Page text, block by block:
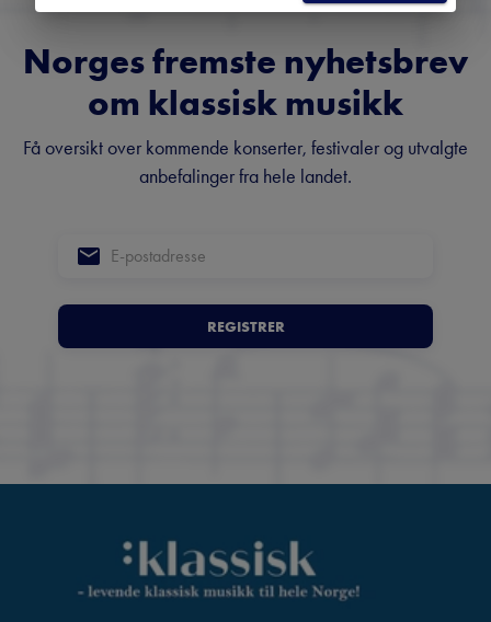
Norges fremste nyhetsbrev
om klassisk musikk
Få oversikt over kommende konserter, festivaler og utvalgte
anbefalinger fra hele landet.
REGISTRER